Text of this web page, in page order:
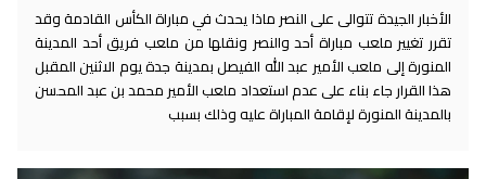
الأخبار الجيدة تتوالى على النصر ماذا يحدث في مباراة الكأس القادمة وقد
تقرر تغيير ملعب مباراة أحد والنصر ونقلها من ملعب فريق أحد المدينة
المنورة إلى ملعب الأمير عبد الله الفيصل بمدينة جدة يوم الاثنين المقبل
هذا القرار جاء بناء على عدم استعداد ملعب الأمير محمد بن عبد المحسن
بالمدينة المنورة لإقامة المباراة عليه وذلك بسبب